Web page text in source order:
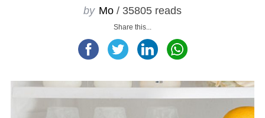
by Mo / 35805 reads
Share this...